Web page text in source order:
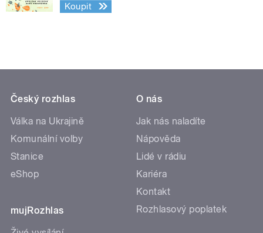
Koupit
Český rozhlas
Válka na Ukrajině
Komunální volby
Stanice
eShop
mujRozhlas
O nás
Jak nás naladíte
Nápověda
Lidé v rádiu
Kariéra
Kontakt
Rozhlasový poplatek